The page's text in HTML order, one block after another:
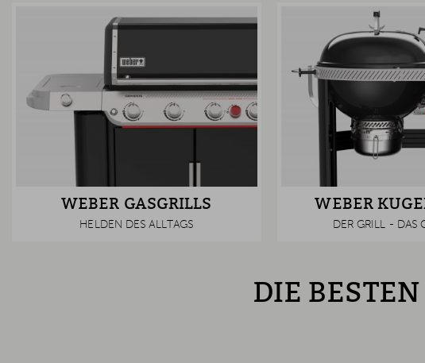
WEBER GASGRILLS
HELDEN DES ALLTAGS
WEBER
DER GRILL - DAS
DIE